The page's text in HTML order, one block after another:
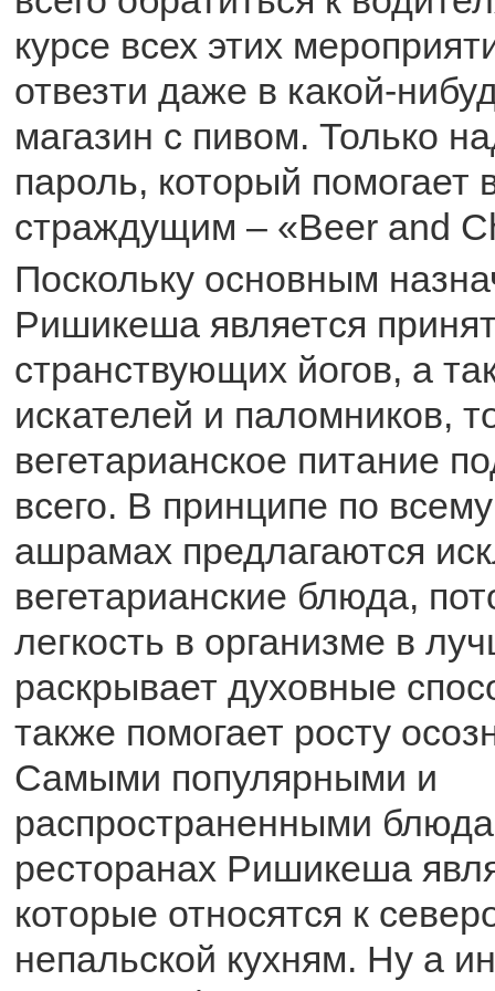
курсе всех этих
отвезти даже в какой-
магазин с пивом. Только
пароль, который помогает
страждущим – «Beer and
Поскольку основным
Ришикеша является
странствующих йогов, а
искателей и паломников,
вегетарианское питание
всего. В принципе по
ашрамах предлагаются
вегетарианские блюда,
легкость в организме в
раскрывает духовные
также помогает росту
Самыми популярными и
распространенными
ресторанах Ришикеша
которые относятся к
непальской кухням. Ну а